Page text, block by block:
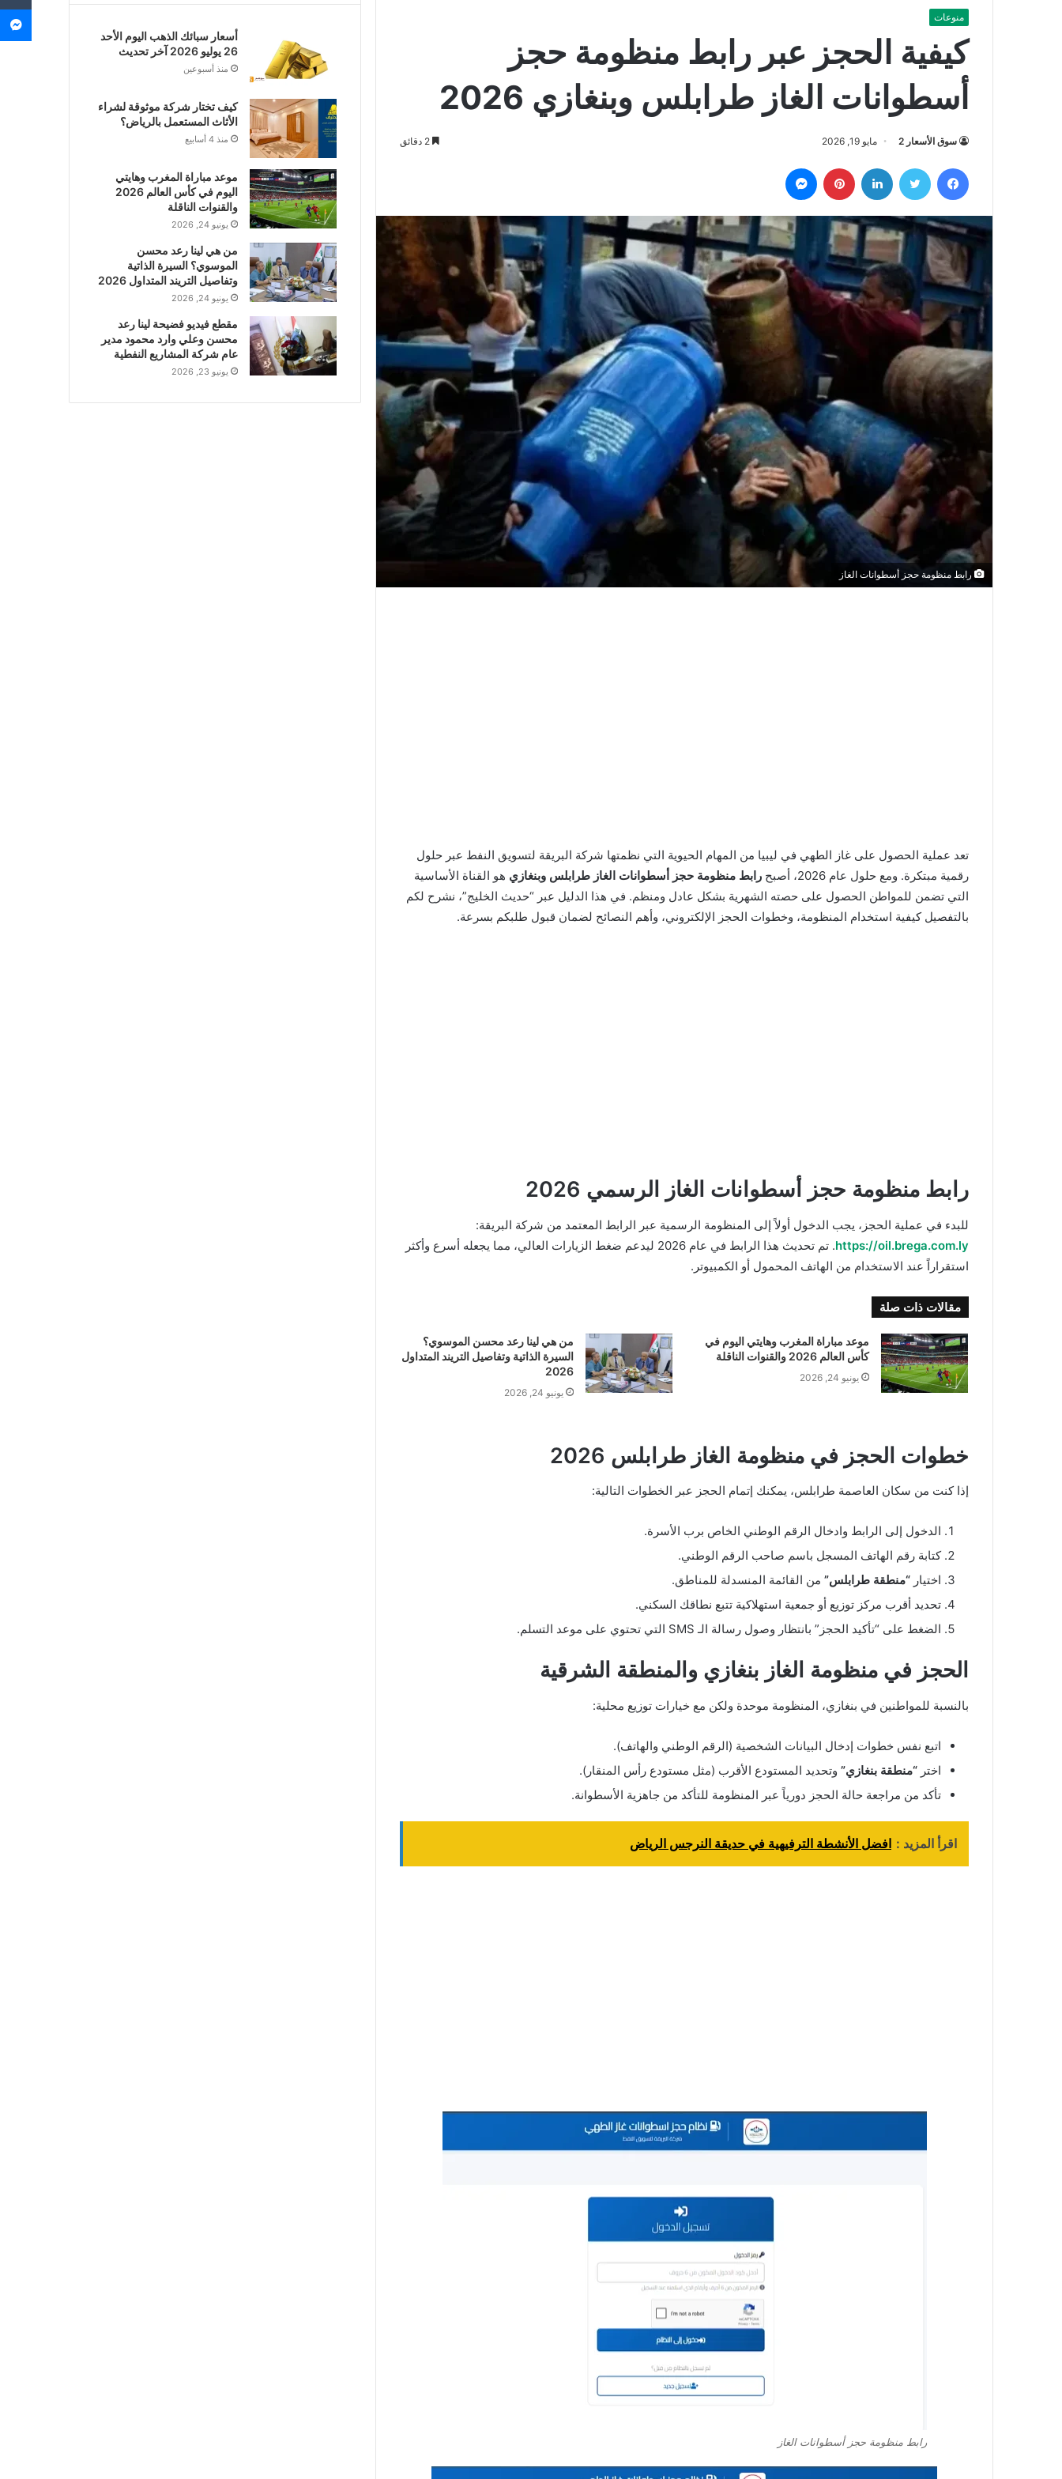
منوعات
كيفية الحجز عبر رابط منظومة حجز
أسطوانات الغاز طرابلس وبنغازي 2026
سوق الأسعار 2 مايو 19, 2026
فيسبوك تويتر لينكدإن بينتيريست
رابط منظومة حجز أسطوانات الغاز
تعد عملية الحصول على غاز الطهي في ليبيا من المهام الحيوية التي نظمتها شركة البريقة لتسويق النفط عبر حلول
رقمية مبتكرة. ومع حلول عام 2026، أصبح
رابط منظومة حجز أسطوانات الغاز طرابلس وبنغازي هو القناة الأساسية
التي تضمن للمواطن الحصول على حصته الشهرية بشكل عادل ومنظم. في هذا الدليل عبر “حديث الخليج”، نشرح لكم
بالتفصيل كيفية استخدام المنظومة، وخطوات الحجز الإلكتروني، وأهم النصائح لضمان قبول طلبكم بسرعة.
رابط منظومة حجز أسطوانات الغاز الرسمي 2026
للبدء في عملية الحجز، يجب الدخول أولاً إلى المنظومة الرسمية عبر الرابط المعتمد من شركة البريقة:
https://oil.brega.com.ly
. تم تحديث هذا الرابط في عام 2026 ليدعم ضغط الزيارات العالي، مما يجعله أسرع وأكثر
استقراراً عند الاستخدام من الهاتف المحمول أو الكمبيوتر.
مقالات ذات صلة
موعد مباراة المغرب وهايتي اليوم في
كأس العالم 2026 والقنوات الناقلة
يونيو 24, 2026
من هي لينا رعد محسن الموسوي؟
السيرة الذاتية وتفاصيل التريند المتداول
2026
يونيو 24, 2026
خطوات الحجز في منظومة الغاز طرابلس 2026
إذا كنت من سكان العاصمة طرابلس، يمكنك إتمام الحجز عبر الخطوات التالية:
الدخول إلى الرابط وادخال الرقم الوطني الخاص برب الأسرة.
كتابة رقم الهاتف المسجل باسم صاحب الرقم الوطني.
اختيار “منطقة طرابلس” من القائمة المنسدلة للمناطق.
تحديد أقرب مركز توزيع أو جمعية استهلاكية تتبع نطاقك السكني.
الضغط على “تأكيد الحجز” بانتظار وصول رسالة الـ SMS التي تحتوي على موعد التسلم.
الحجز في منظومة الغاز بنغازي والمنطقة الشرقية
بالنسبة للمواطنين في بنغازي، المنظومة موحدة ولكن مع خيارات توزيع محلية:
اتبع نفس خطوات إدخال البيانات الشخصية (الرقم الوطني والهاتف).
اختر “منطقة بنغازي” وتحديد المستودع الأقرب (مثل مستودع رأس المنقار).
تأكد من مراجعة حالة الحجز دورياً عبر المنظومة للتأكد من جاهزية الأسطوانة.
اقرأ المزيد : افضل الأنشطة الترفيهية في حديقة النرجس الرياض
رابط منظومة حجز أسطوانات الغاز
أسعار سبائك الذهب اليوم الأحد
26 يوليو 2026 آخر تحديث
منذ أسبوعين
كيف تختار شركة موثوقة لشراء
الأثاث المستعمل بالرياض؟
منذ 4 أسابيع
موعد مباراة المغرب وهايتي
اليوم في كأس العالم 2026
والقنوات الناقلة
يونيو 24, 2026
من هي لينا رعد محسن
الموسوي؟ السيرة الذاتية
وتفاصيل التريند المتداول 2026
يونيو 24, 2026
مقطع فيديو فضيحة لينا رعد
محسن وعلي وارد محمود مدير
عام شركة المشاريع النفطية
يونيو 23, 2026